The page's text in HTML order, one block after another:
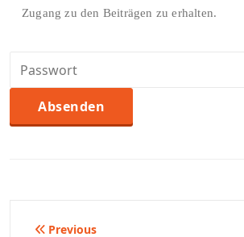
Zugang zu den Beiträgen zu erhalten.
Beitragsnavigation
Previous